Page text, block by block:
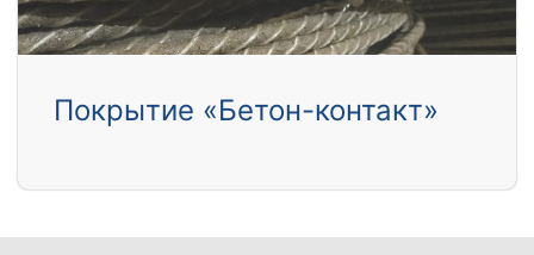
Покрытие «Бетон-контакт»